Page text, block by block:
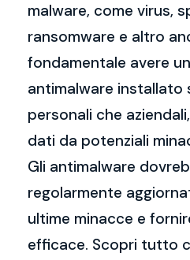
malware, come virus,
ransomware e altro
fondamentale avere
antimalware installato
personali che
dati da potenziali
Gli antimalware
regolarmente
ultime minacce e
efficace. Scopri tutto